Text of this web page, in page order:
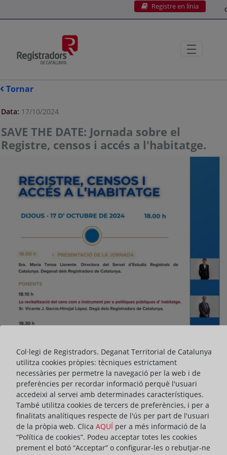
Registre en línia
Tornar
Data: 17/10/2024
SAVE THE DATE: Jornada sobre el
Registre, censos i accés a l'habitatge.
Col·legi de Registradors. Deganat Territorial de Catalunya
utilitza cookies pròpies: tècniques estrictament
necessàries per permetre la navegació per la web i de
preferències per recordar informació perquè l'usuari
accedeixi al servei amb determinades característiques.
També utilitza cookies de tercers de preferències, i per a
finalitats analítiques respecte de l'ús per part de l'usuari
de la pròpia web. Clica AQUÍ per a més informació de la
“Política de cookies”. Podeu acceptar totes les cookies
prement el botó “Acceptar” o configurar-les o rebutjar-ne